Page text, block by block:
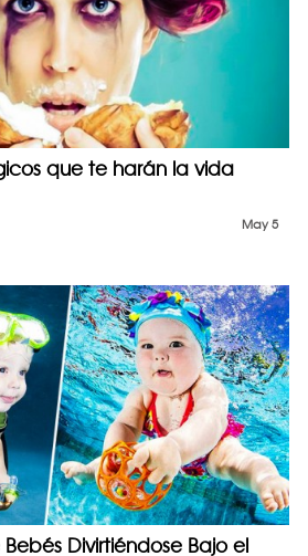
que te harán la vida
May 5
Divirtiéndose Bajo el